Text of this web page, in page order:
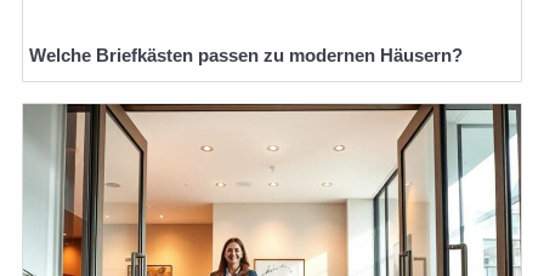
Welche Briefkästen passen zu modernen Häusern?